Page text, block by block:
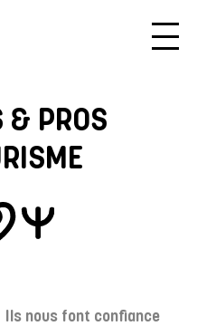
& PROS
Ils nous font confiance